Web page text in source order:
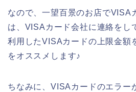
なので、一望百景のお店でVISA
は、VISAカード会社に連絡をし
利用したVISAカードの上限金額
をオススメします♪
ちなみに、VISAカードのエラー